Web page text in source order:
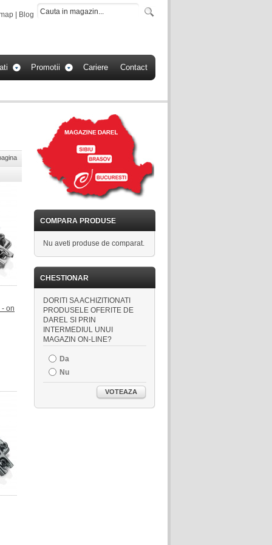
on
COMPARA PRODUSE
Nu aveti produse de comparat.
CHESTIONAR
DORITI SA ACHIZITIONATI
PRODUSELE OFERITE DE
DAREL SI PRIN
INTERMEDIUL UNUI
MAGAZIN ON-LINE?
Da
Nu
VOTEAZA
Blog
Promotii Cariere Contact